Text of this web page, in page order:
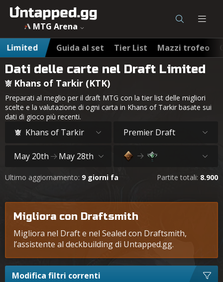
MTG Arena
Limited
Guida al set Tier List Mazzi trofeo
Dati delle carte nel Draft Limited
Khans of Tarkir (KTK)
Preparati al meglio per il draft MTG con la tier list delle migliori
scelte e la valutazione di ogni carta in Khans of Tarkir basate sui
dati di gioco più recenti.
Khans of Tarkir Premier Draft
May 20th May 28th
Ultimo aggiornamento: 9 giorni fa Partite totali: 8.900
Migliora con Draftsmith
Migliora nel Draft e nel Sealed con Draftsmith,
l’assistente al deckbuilding di Untapped.gg.
Modifica filtri correnti